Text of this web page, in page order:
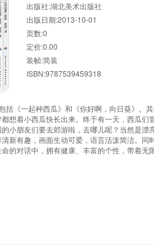
出版社:湖北美术出版社
出版日期:2013-10-01
页数:0
定价:0.00
装帧:简装
ISBN:9787539459318
括《一起种西瓜》和《你好啊，向日葵》
想着小西瓜快长出来。终于有一天，西
小朋友们要去郊游啦，去哪儿呢？当然是
有趣，画面生动可爱，语言活泼简洁。同
的对话中，拥有健康、丰富的个性，带着无